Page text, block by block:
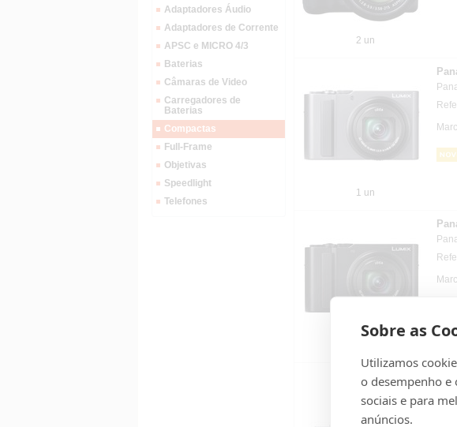
Sobre as
Utilizamos
o desempenho e
sociais e para
anúncios.
Adaptadores Áudio
Adaptadores de Corrente
APSC e MICRO 4/3
Baterias
Câmaras de Video
Carregadores de
Baterias
Compactas
Full-Frame
Objetivas
Speedlight
Telefones
2 un
1 un